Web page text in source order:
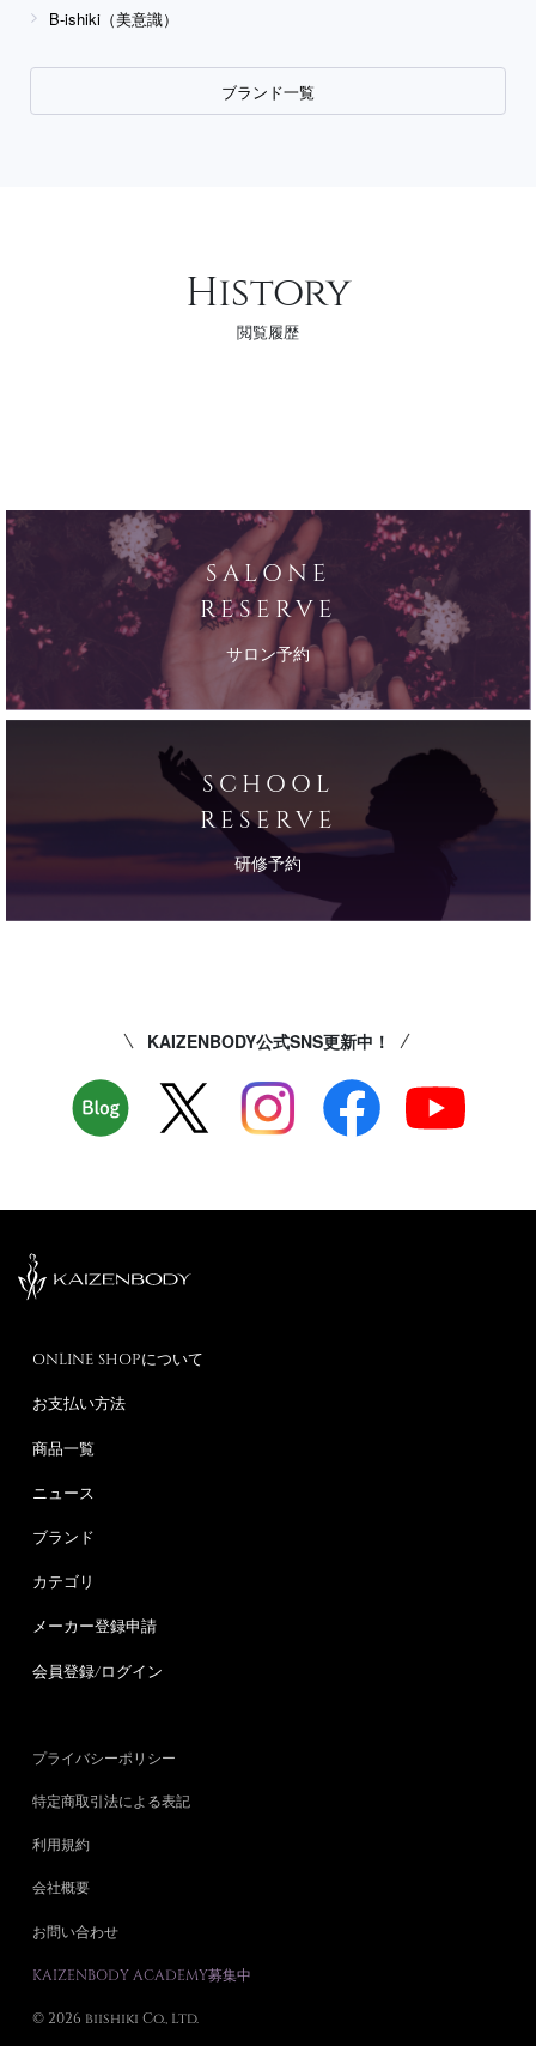
B-ishiki（美意識）
ブランド一覧
History
閲覧履歴
SALONE
RESERVE
サロン予約
SCHOOL
RESERVE
研修予約
KAIZENBODY公式SNS更新中！
ONLINE SHOPについて
お支払い方法
商品一覧
ニュース
ブランド
カテゴリ
メーカー登録申請
会員登録/ログイン
プライバシーポリシー
特定商取引法による表記
利用規約
会社概要
お問い合わせ
KAIZENBODY ACADEMY募集中
© 2026 biishiki Co., Ltd.